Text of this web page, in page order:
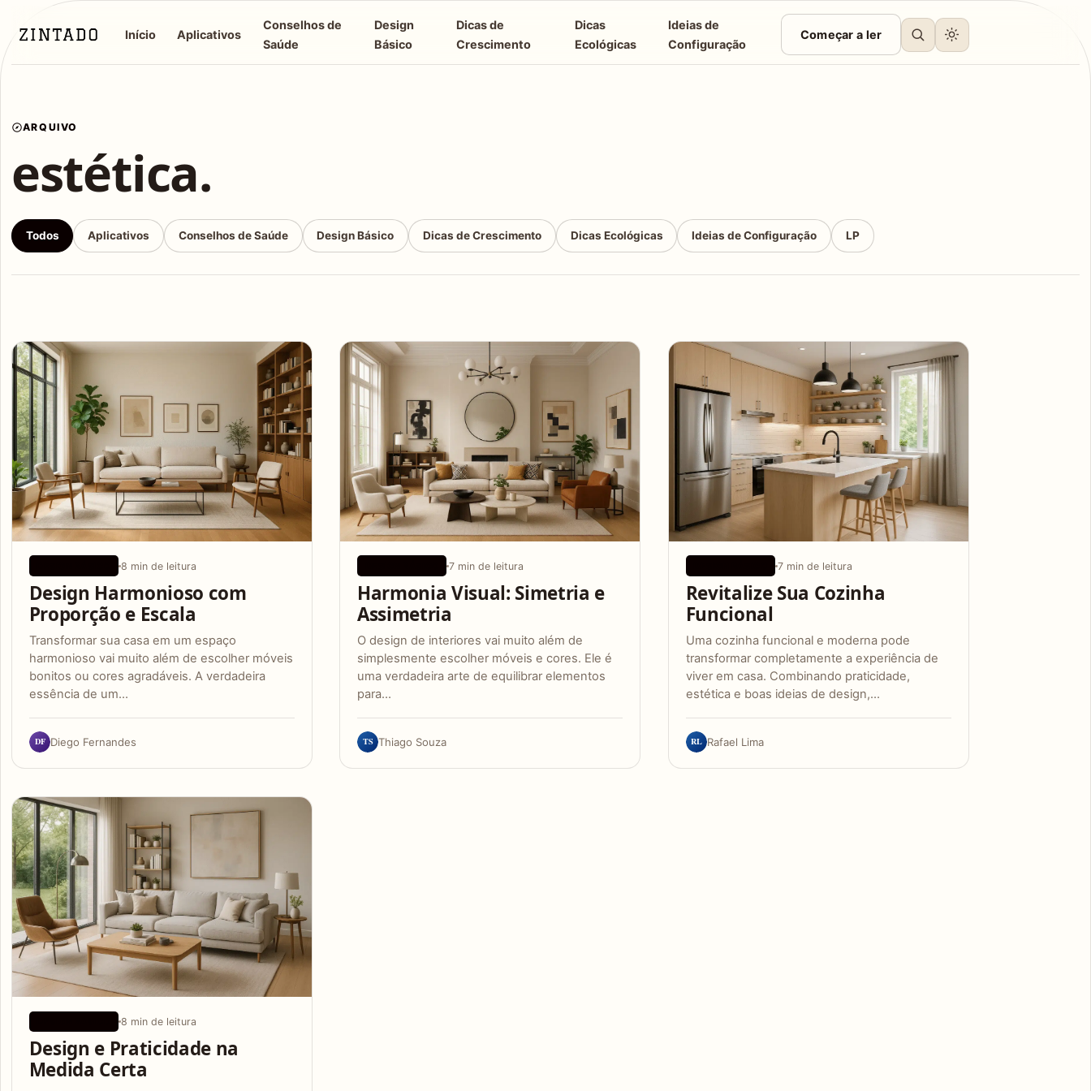
Início Aplicativos
Conselhos de
Saúde
Design
Básico
Dicas de
Crescimento
Dicas
Ecológicas
Ideias de
Configuração
Começar a ler
ARQUIVO
estética.
Todos Aplicativos Conselhos de Saúde Design Básico Dicas de Crescimento Dicas Ecológicas Ideias de Configuração LP
Articles
8 min de leitura
Design Harmonioso com
Proporção e Escala
Transformar sua casa em um espaço
harmonioso vai muito além de escolher móveis
bonitos ou cores agradáveis. A verdadeira
essência de um…
DF Diego Fernandes
7 min de leitura
Harmonia Visual: Simetria e
Assimetria
O design de interiores vai muito além de
simplesmente escolher móveis e cores. Ele é
uma verdadeira arte de equilibrar elementos
para…
TS Thiago Souza
7 min de leitura
Revitalize Sua Cozinha
Funcional
Uma cozinha funcional e moderna pode
transformar completamente a experiência de
viver em casa. Combinando praticidade,
estética e boas ideias de design,…
RL Rafael Lima
8 min de leitura
Design e Praticidade na
Medida Certa